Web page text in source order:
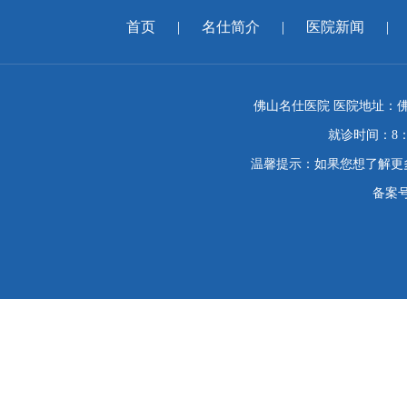
首页 | 名仕简介 | 医院新闻 |
佛山名仕医院 医院地址：
就诊时间：8
温馨提示：如果您想了解
备案